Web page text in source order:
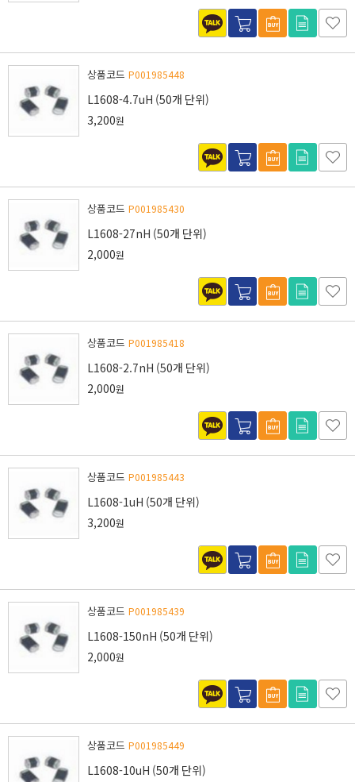
상품코드 P001985448
L1608-4.7uH (50개 단위)
3,200원
상품코드 P001985430
L1608-27nH (50개 단위)
2,000원
상품코드 P001985418
L1608-2.7nH (50개 단위)
2,000원
상품코드 P001985443
L1608-1uH (50개 단위)
3,200원
상품코드 P001985439
L1608-150nH (50개 단위)
2,000원
상품코드 P001985449
L1608-10uH (50개 단위)